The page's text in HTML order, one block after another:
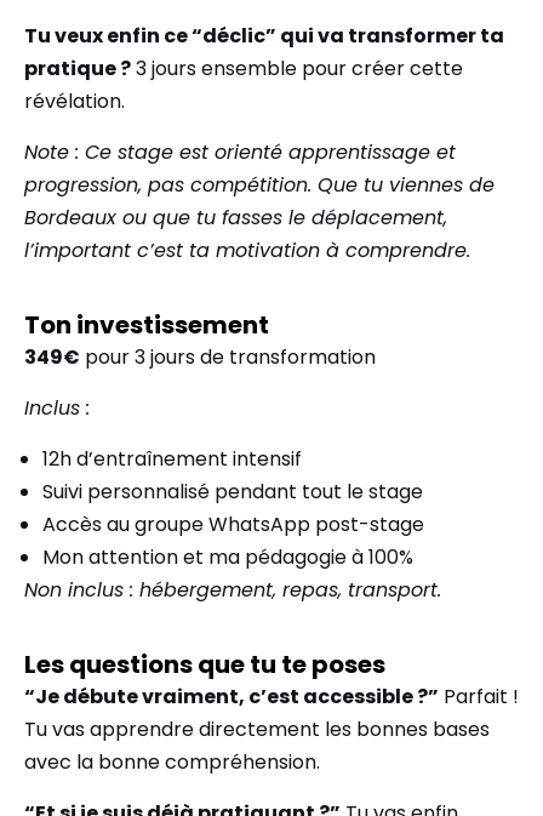
Tu veux enfin ce “déclic” qui va transformer ta
pratique ?3 jours ensemble pour créer cette
révélation.
Note : Ce stage est orienté apprentissage et
progression, pas compétition. Que tu viennes de
Bordeaux ou que tu fasses le déplacement,
l’important c’est ta motivation à comprendre.
Ton investissement
349€ pour 3 jours de transformation
Inclus :
12h d’entraînement intensif
Suivi personnalisé pendant tout le stage
Accès au groupe WhatsApp post-stage
Mon attention et ma pédagogie à 100%
Non inclus : hébergement, repas, transport.
Les questions que tu te poses
“Je débute vraiment, c’est accessible ?” Parfait !
Tu vas apprendre directement les bonnes bases
avec la bonne compréhension.